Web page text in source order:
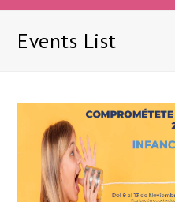
Events List